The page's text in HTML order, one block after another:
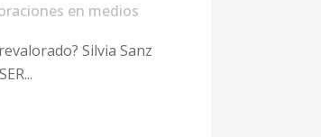
en medios
Silvia Sanz